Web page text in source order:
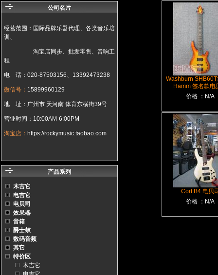
Washburn
Hamm 签名款电
价格 ：N/A
Cort B4 电贝
价格 ：N/A
公司名片
经营范围：国际品牌乐器代理、各类音乐培
训、
淘宝店同步、批发零售、音响工
程
电 话：020-87503156、13392473238
微信号： 15899960129
地 址：广州市 天河南 体育东横街39号
营业时间：10:00AM-6:00PM
淘宝店： https://rockymusic.taobao.com
产品系列
木吉它
电吉它
电贝司
效果器
音箱
爵士鼓
数码音频
其它
特价区
木吉它